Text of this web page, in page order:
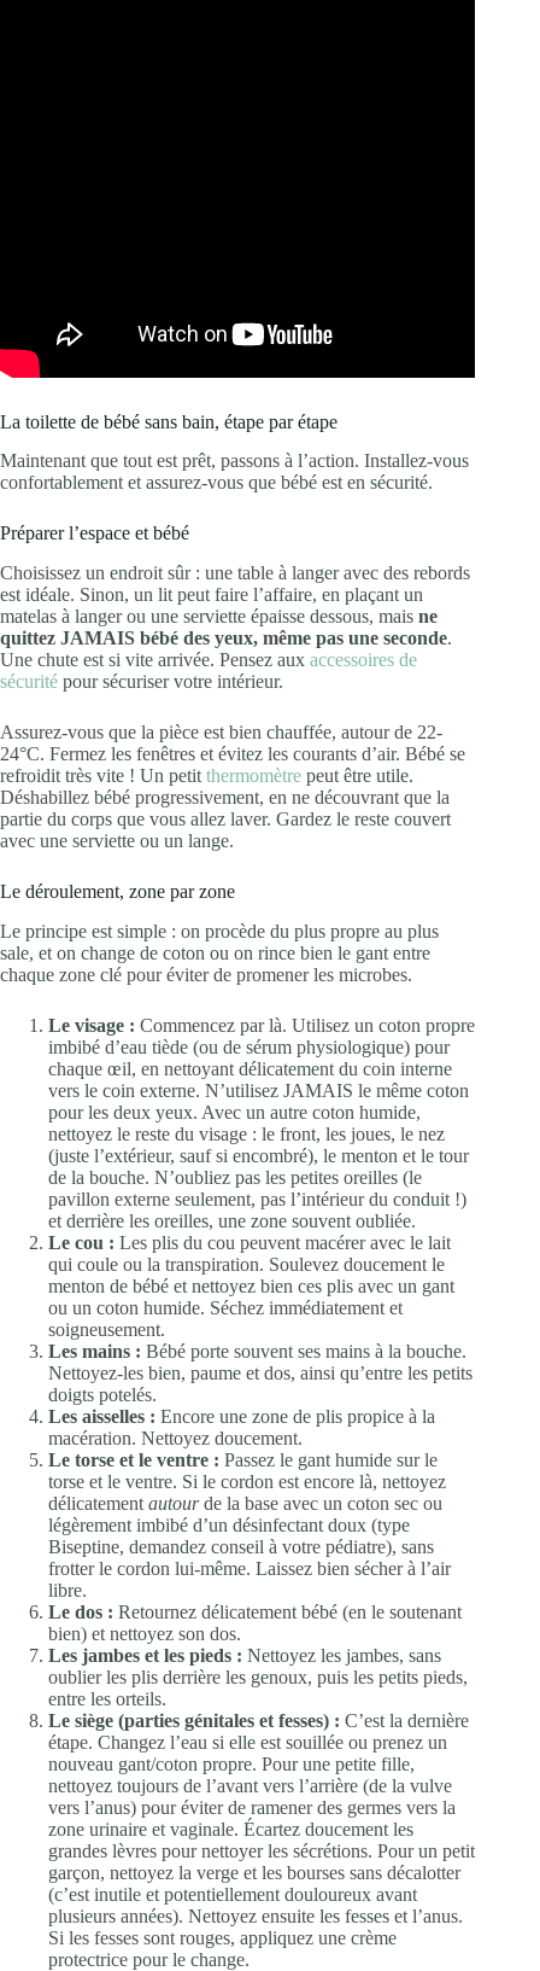
La toilette de bébé sans bain, étape par étape
Maintenant que tout est prêt, passons à l’action. Installez-vous
confortablement et assurez-vous que bébé est en sécurité.
Préparer l’espace et bébé
Choisissez un endroit sûr : une table à langer avec des rebords
est idéale. Sinon, un lit peut faire l’affaire, en plaçant un
matelas à langer ou une serviette épaisse dessous, mais ne
quittez JAMAIS bébé des yeux, même pas une seconde.
Une chute est si vite arrivée. Pensez aux accessoires de
sécurité pour sécuriser votre intérieur.
Assurez-vous que la pièce est bien chauffée, autour de 22-
24°C. Fermez les fenêtres et évitez les courants d’air. Bébé se
refroidit très vite ! Un petit thermomètre peut être utile.
Déshabillez bébé progressivement, en ne découvrant que la
partie du corps que vous allez laver. Gardez le reste couvert
avec une serviette ou un lange.
Le déroulement, zone par zone
Le principe est simple : on procède du plus propre au plus
sale, et on change de coton ou on rince bien le gant entre
chaque zone clé pour éviter de promener les microbes.
Le visage : Commencez par là. Utilisez un coton propre
imbibé d’eau tiède (ou de sérum physiologique) pour
chaque œil, en nettoyant délicatement du coin interne
vers le coin externe. N’utilisez JAMAIS le même coton
pour les deux yeux. Avec un autre coton humide,
nettoyez le reste du visage : le front, les joues, le nez
(juste l’extérieur, sauf si encombré), le menton et le tour
de la bouche. N’oubliez pas les petites oreilles (le
pavillon externe seulement, pas l’intérieur du conduit !)
et derrière les oreilles, une zone souvent oubliée.
Le cou : Les plis du cou peuvent macérer avec le lait
qui coule ou la transpiration. Soulevez doucement le
menton de bébé et nettoyez bien ces plis avec un gant
ou un coton humide. Séchez immédiatement et
soigneusement.
Les mains : Bébé porte souvent ses mains à la bouche.
Nettoyez-les bien, paume et dos, ainsi qu’entre les petits
doigts potelés.
Les aisselles : Encore une zone de plis propice à la
macération. Nettoyez doucement.
Le torse et le ventre : Passez le gant humide sur le
torse et le ventre. Si le cordon est encore là, nettoyez
délicatement autourde la base avec un coton sec ou
légèrement imbibé d’un désinfectant doux (type
Biseptine, demandez conseil à votre pédiatre), sans
frotter le cordon lui-même. Laissez bien sécher à l’air
libre.
Le dos : Retournez délicatement bébé (en le soutenant
bien) et nettoyez son dos.
Les jambes et les pieds : Nettoyez les jambes, sans
oublier les plis derrière les genoux, puis les petits pieds,
entre les orteils.
Le siège (parties génitales et fesses) : C’est la dernière
étape. Changez l’eau si elle est souillée ou prenez un
nouveau gant/coton propre. Pour une petite fille,
nettoyez toujours de l’avant vers l’arrière (de la vulve
vers l’anus) pour éviter de ramener des germes vers la
zone urinaire et vaginale. Écartez doucement les
grandes lèvres pour nettoyer les sécrétions. Pour un petit
garçon, nettoyez la verge et les bourses sans décalotter
(c’est inutile et potentiellement douloureux avant
plusieurs années). Nettoyez ensuite les fesses et l’anus.
Si les fesses sont rouges, appliquez une crème
protectrice pour le change.